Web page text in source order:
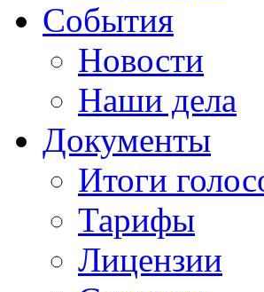
События
Новости
Наши дела
Документы
Итоги
Тарифы
Лицензии